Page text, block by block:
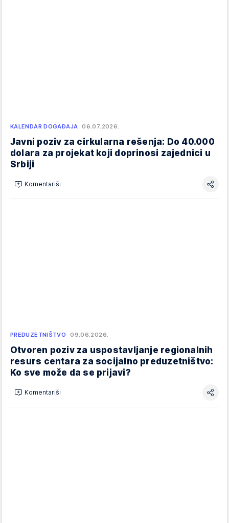
KALENDAR DOGAĐAJA 06.07.2026.
Javni poziv za cirkularna rešenja: Do 40.000
dolara za projekat koji doprinosi zajednici u
Srbiji
Komentariši
PREDUZETNIŠTVO 09.06.2026.
Otvoren poziv za uspostavljanje regionalnih
resurs centara za socijalno preduzetništvo:
Ko sve može da se prijavi?
Komentariši